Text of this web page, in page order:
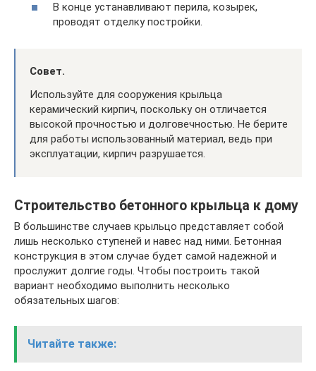
В конце устанавливают перила, козырек,
проводят отделку постройки.
Совет.
Используйте для сооружения крыльца
керамический кирпич, поскольку он отличается
высокой прочностью и долговечностью. Не берите
для работы использованный материал, ведь при
эксплуатации, кирпич разрушается.
Строительство бетонного крыльца к дому
В большинстве случаев крыльцо представляет собой
лишь несколько ступеней и навес над ними. Бетонная
конструкция в этом случае будет самой надежной и
прослужит долгие годы. Чтобы построить такой
вариант необходимо выполнить несколько
обязательных шагов:
Читайте также: